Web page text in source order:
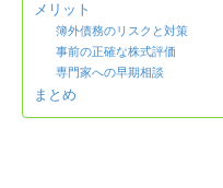
メリット
簿外債務のリスクと対策
事前の正確な株式評価
専門家への早期相談
まとめ